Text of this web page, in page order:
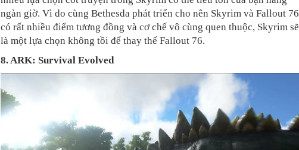
ngàn giờ. Vì do cùng Bethesda phát triển cho nên Skyrim và Fallout 76
có rất nhiều điểm tương đồng và cơ chế vô cùng quen thuộc, Skyrim sẽ
là một lựa chọn không tồi để thay thế Fallout 76.
8. ARK: Survival Evolved